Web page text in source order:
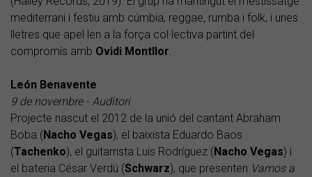
mediterrani i festiu amb cúmbia, reggae, rumba i folk, i unes
lletres que apel·len a la força col·lectiva partint del
compromís amb Ovidi Montllor
León Benavente
9 de novembre - Auditori
Projecte nascut el 2012 de la unió del cantant Abraham
Boba (Nacho Vegas), el baixista Eduardo Baos
(Tachenko), el guitarrista Luis Rodríguez (Nacho Vegas) i
el bateria César Verdú (Schwarz), que presenten Vamos a